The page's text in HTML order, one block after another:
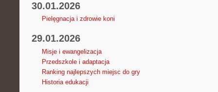
30.01.2026
Pielęgnacja i zdrowie koni
29.01.2026
Misje i ewangelizacja
Przedszkole i adaptacja
Ranking najlepszych miejsc do gry
Historia edukacji